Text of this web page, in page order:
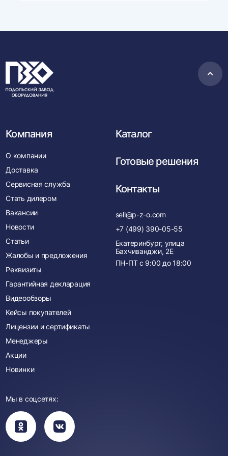
в
Компания
О компании
Доставка
Сервисная служба
Стать дилером
Вакансии
Новости
Статьи
Жалобы и предложения
Реквизиты
Гарантийная декларация
Видеообзоры
Кейсы покупателей
Лицензии и сертификаты
Менеджеры
Акции
Новинки
Каталог
Готовые решения
Контакты
sell@p-z-o.com
+7 (499) 390-05-55
Екатеринбург, улица
Бахчиванджи, 2Е
ПН-ПТ с 9:00 до 18:00
Мы в соцсетях:
Вы
перейдете
в
группу
Вы
перейдете
в
группу